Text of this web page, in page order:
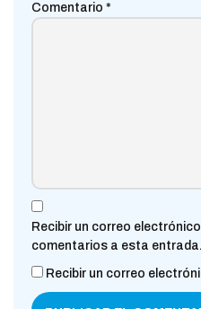
Comentario *
Recibir un correo
comentarios a esta entrada.
Recibir un correo